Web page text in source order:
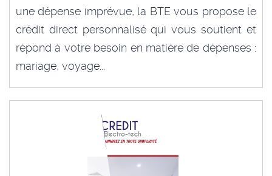
une dépense imprévue, la BTE vous propose le
crédit direct personnalisé qui vous soutient et
répond à votre besoin en matière de dépenses :
mariage, voyage...